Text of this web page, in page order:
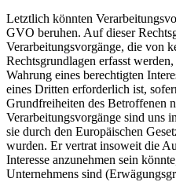
Letztlich könnten
GVO beruhen. Auf dieser
Verarbeitungsvorgänge, die von
Rechtsgrundlagen erfasst
Wahrung eines berechtigten
eines Dritten erforderlich ist,
Grundfreiheiten des Betroffenen
Verarbeitungsvorgänge sind uns
sie durch den Europäischen
wurden. Er vertrat insoweit die
Interesse anzunehmen sein
Unternehmens sind